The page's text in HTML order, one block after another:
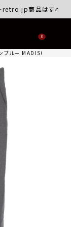
商品はすべて正規
0
ンブルー MADISON